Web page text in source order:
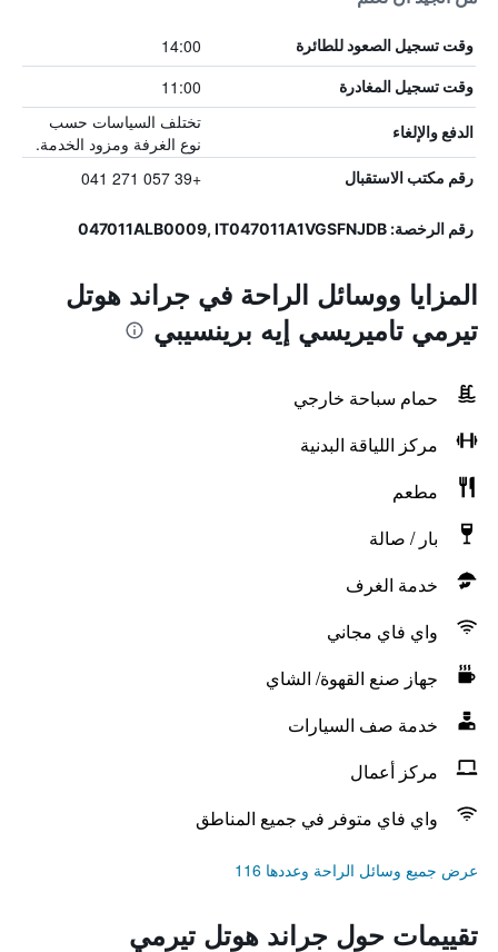
وقت تسجيل الصعود للطائرة 14:00
وقت تسجيل المغادرة 11:00
الدفع والإلغاء
تختلف السياسات حسب
نوع الغرفة ومزود الخدمة.
رقم مكتب الاستقبال +39 057 271 041
رقم الرخصة: 047011ALB0009, IT047011A1VGSFNJDB
المزايا ووسائل الراحة في جراند هوتل
تيرمي تاميريسي إيه برينسيبي
حمام سباحة خارجي
مركز اللياقة البدنية
مطعم
بار / صالة
خدمة الغرف
واي فاي مجاني
جهاز صنع القهوة/ الشاي
خدمة صف السيارات
مركز أعمال
واي فاي متوفر في جميع المناطق
عرض جميع وسائل الراحة وعددها 116
تقييمات حول جراند هوتل تيرمي